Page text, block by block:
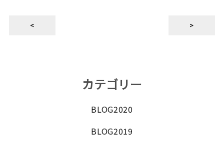
< >
カテゴリー
BLOG2020
BLOG2019